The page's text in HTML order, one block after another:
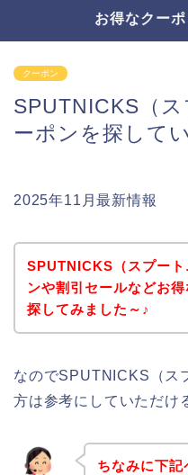
お得なクー
クーポン
SPUTNICKS（
ーポンを探して
2025年11月最新情報
SPUTNICKS（スプー
ンや割引セールなどお
探してみました～♪
なのでSPUTNICKS（ス
方は参考にしていただけ
ちなみに下記